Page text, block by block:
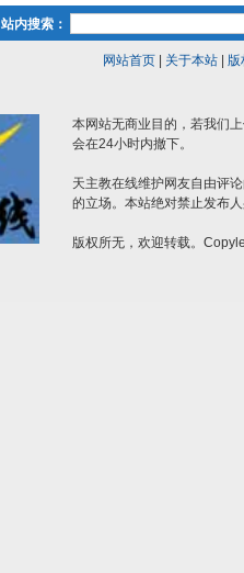
站内搜索：
网站首页| 关于本站| 版
本网站无商业目的，若我们
会在24小时内撤下。
天主教在线维护网友自由评
的立场。本站绝对禁止发布
版权所无，欢迎转载。